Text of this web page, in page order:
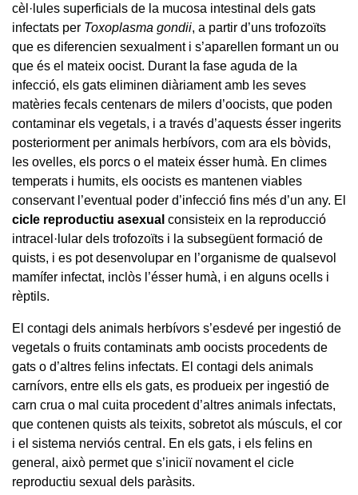
cèl·lules superficials de la mucosa intestinal dels gats
infectats per Toxoplasma gondii, a partir d’uns trofozoïts
que es diferencien sexualment i s’aparellen formant un ou
que és el mateix oocist. Durant la fase aguda de la
infecció, els gats eliminen diàriament amb les seves
matèries fecals centenars de milers d’oocists, que poden
contaminar els vegetals, i a través d’aquests ésser ingerits
posteriorment per animals herbívors, com ara els bòvids,
les ovelles, els porcs o el mateix ésser humà. En climes
temperats i humits, els oocists es mantenen viables
conservant l’eventual poder d’infecció fins més d’un any. El
cicle reproductiu asexual consisteix en la reproducció
intracel·lular dels trofozoïts i la subsegüent formació de
quists, i es pot desenvolupar en l’organisme de qualsevol
mamífer infectat, inclòs l’ésser humà, i en alguns ocells i
rèptils.
El contagi dels animals herbívors s’esdevé per ingestió de
vegetals o fruits contaminats amb oocists procedents de
gats o d’altres felins infectats. El contagi dels animals
carnívors, entre ells els gats, es produeix per ingestió de
carn crua o mal cuita procedent d’altres animals infectats,
que contenen quists als teixits, sobretot als músculs, el cor
i el sistema nerviós central. En els gats, i els felins en
general, això permet que s’iniciï novament el cicle
reproductiu sexual dels paràsits.